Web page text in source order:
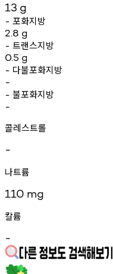
13 g
- 포화지방
2.8 g
- 트랜스지방
0.5 g
- 다불포화지방
-
- 불포화지방
-
콜레스트롤
-
나트륨
110 mg
칼륨
-